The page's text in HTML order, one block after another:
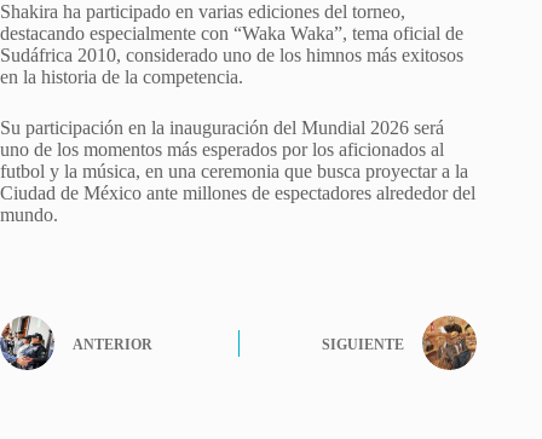
Shakira ha participado en varias ediciones del torneo,
destacando especialmente con “Waka Waka”, tema oficial de
Sudáfrica 2010, considerado uno de los himnos más exitosos
en la historia de la competencia.
Su participación en la inauguración del Mundial 2026 será
uno de los momentos más esperados por los aficionados al
futbol y la música, en una ceremonia que busca proyectar a la
Ciudad de México ante millones de espectadores alrededor del
mundo.
ANTERIOR SIGUIENTE